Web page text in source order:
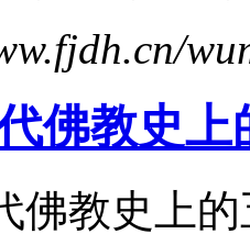
佛教史
佛教史上